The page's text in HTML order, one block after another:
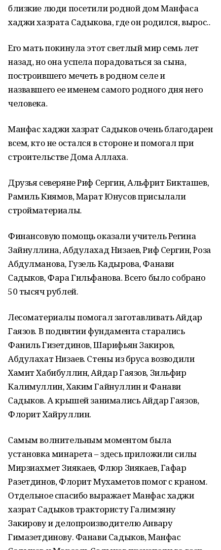
близкие люди посетили родной дом Манфаса
хаджи хазрата Садыкова, где он родился, вырос..
Его мать покинула этот светлый мир семь лет
назад, но она успела порадоваться за сына,
построившего мечеть в родном селе и
назвавшего ее именем самого родного дня него
человека.
Манфас хаджи хазрат Садыков очень благодарен
всем, кто не остался в стороне и помогал при
строительстве Дома Аллаха.
Друзья северяне Риф Сергин, Альфрит Бикташев,
Рамиль Киямов, Марат Юнусов присылали
стройматериалы.
Финансовую помощь оказали учитель Регина
Зайнуллина, Абдулахад Низаев, Риф Сергин, Роза
Абдулманова, Гузель Кадырова, Фанави
Садыков, Фара Гильфанова. Всего было собрано
50 тысяч рублей.
Лесоматериалы помогал заготавливать Айдар
Гаязов. В поднятии фундамента старались
Фаниль Гизетдинов, Шарифьян Закиров,
Абдулахат Низаев. Стены из бруса возводили
Хамит Хабибуллин, Айдар Гаязов, Зильфир
Калимуллин, Хаким Гайнуллин и Фанави
Садыков. А крышей занимались Айдар Гаязов,
Флорит Хайруллин.
Самым волнительным моментом была
установка минарета – здесь приложили силы
Мирзиахмет Зиякаев, Флюр Зиякаев, Гафар
Разетдинов, Флорит Мухаметов помог с краном.
Отдельное спасибо выражает Манфас хаджи
хазрат Садыков трактористу Галимзяну
Закирову и делопроизводителю Анвару
Гимазетдинову. Фанави Садыков, Манфас